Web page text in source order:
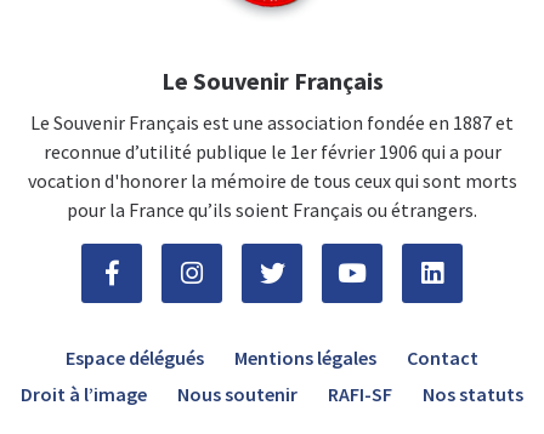
Le Souvenir Français
Le Souvenir Français est une association fondée en 1887 et
reconnue d’utilité publique le 1er février 1906 qui a pour
vocation d'honorer la mémoire de tous ceux qui sont morts
pour la France qu’ils soient Français ou étrangers.
Espace délégués Mentions légales
Contact
Droit à l’image
Nous soutenir RAFI-SF Nos statuts